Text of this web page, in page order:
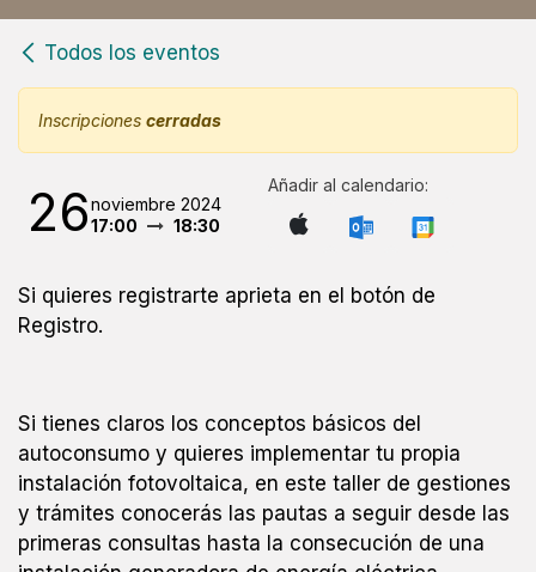
Todos los eventos
Inscripciones cerradas
26noviembre 2024
17:00
18:30
Añadir al calendario:
Si quieres registrarte aprieta en el botón de
Registro.
Si tienes claros los conceptos básicos del
autoconsumo y quieres implementar tu propia
instalación fotovoltaica, en este taller de gestiones
y trámites conocerás las pautas a seguir desde las
primeras consultas hasta la consecución de una